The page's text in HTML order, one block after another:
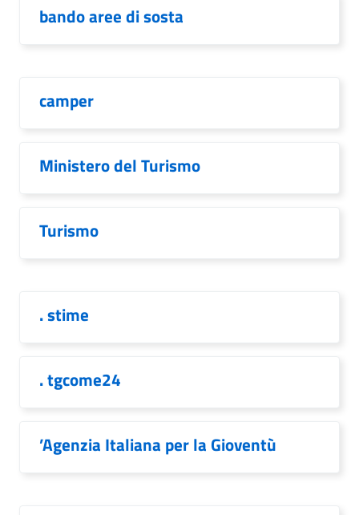
bando aree di sosta
camper
Ministero del Turismo
Turismo
. stime
. tgcome24
’Agenzia Italiana per la Gioventù